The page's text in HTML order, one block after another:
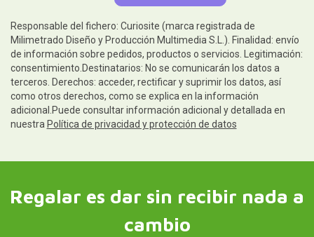
Responsable del fichero: Curiosite (marca registrada de
Milimetrado Diseño y Producción Multimedia S.L.). Finalidad: envío
de información sobre pedidos, productos o servicios. Legitimación:
consentimiento.Destinatarios: No se comunicarán los datos a
terceros. Derechos: acceder, rectificar y suprimir los datos, así
como otros derechos, como se explica en la información
adicional.Puede consultar información adicional y detallada en
nuestra Política de privacidad y protección de datos
Regalar es dar sin recibir nada a
cambio